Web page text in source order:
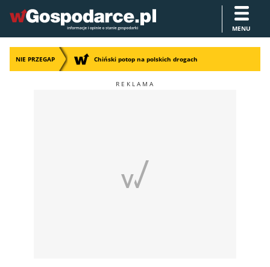
MENU
NIE PRZEGAP Chiński potop na polskich drogach